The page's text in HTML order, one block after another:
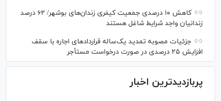
کاهش ۱۰ درصدی جمعیت کیفری زندان‌های بوشهر/ ۶۲ درصد
زندانیان واجد شرایط شاغل هستند
جزئیات مصوبه تمدید یک‌ساله قرارداد‌های اجاره با سقف
افزایش ۲۵ درصدی در صورت درخواست مستأجر
پربازدیدترین اخبار